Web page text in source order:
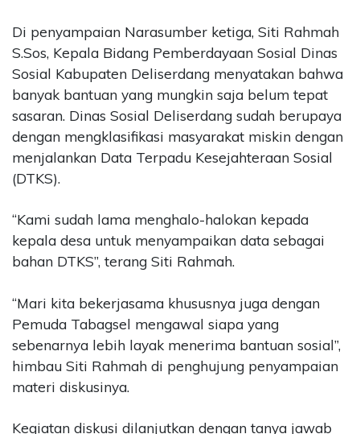
Di penyampaian Narasumber ketiga, Siti Rahmah
S.Sos, Kepala Bidang Pemberdayaan Sosial Dinas
Sosial Kabupaten Deliserdang menyatakan bahwa
banyak bantuan yang mungkin saja belum tepat
sasaran. Dinas Sosial Deliserdang sudah berupaya
dengan mengklasifikasi masyarakat miskin dengan
menjalankan Data Terpadu Kesejahteraan Sosial
(DTKS).
“Kami sudah lama menghalo-halokan kepada
kepala desa untuk menyampaikan data sebagai
bahan DTKS”, terang Siti Rahmah.
“Mari kita bekerjasama khususnya juga dengan
Pemuda Tabagsel mengawal siapa yang
sebenarnya lebih layak menerima bantuan sosial”,
himbau Siti Rahmah di penghujung penyampaian
materi diskusinya.
Kegiatan diskusi dilanjutkan dengan tanya jawab